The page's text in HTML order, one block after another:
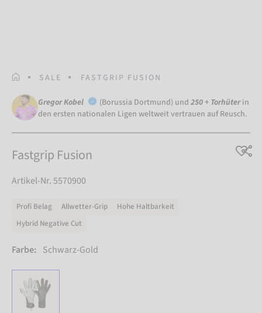
STARTSEITE
SALE FASTGRIP FUSION
Gregor Kobel (Borussia Dortmund) und 250 + Torhüter in
den ersten nationalen Ligen weltweit vertrauen auf Reusch.
Fastgrip Fusion
Artikel-Nr. 5570900
Profi Belag Allwetter-Grip
Hohe Haltbarkeit
Hybrid Negative Cut
Farbe: Schwarz-Gold